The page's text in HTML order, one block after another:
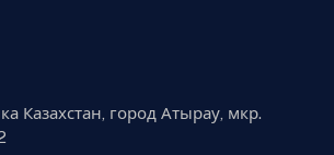
Казахстан, город Атырау, мкр.